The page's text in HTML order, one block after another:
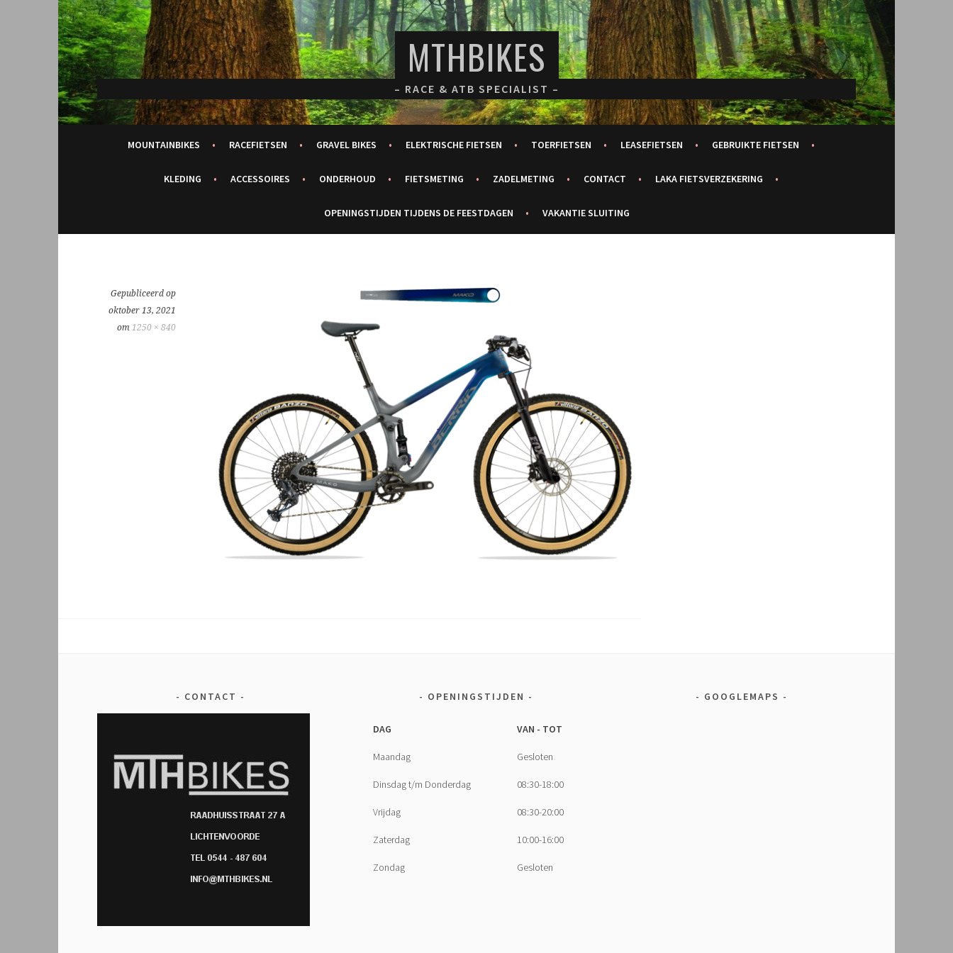
Spring
naar
inhoud
MTHBIKES
– RACE & ATB SPECIALIST –
MOUNTAINBIKES RACEFIETSEN GRAVEL BIKES ELEKTRISCHE FIETSEN TOERFIETSEN LEASEFIETSEN GEBRUIKTE FIETSEN
KLEDING ACCESSOIRES ONDERHOUD FIETSMETING ZADELMETING CONTACT LAKA FIETSVERZEKERING
OPENINGSTIJDEN TIJDENS DE FEESTDAGEN VAKANTIE SLUITING
Gepubliceerd op
oktober 13, 2021
om 1250 × 840
CONTACT OPENINGSTIJDEN
DAG VAN - TOT
Maandag Gesloten
Dinsdag t/m Donderdag 08:30-18:00
Vrijdag 08:30-20:00
Zaterdag 10:00-16:00
Zondag Gesloten
GOOGLEMAPS